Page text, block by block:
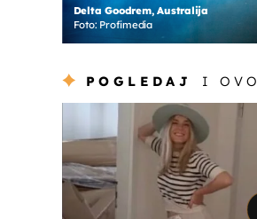
Delta Goodrem, Australija
Foto: Profimedia
POGLEDAJ I OVO